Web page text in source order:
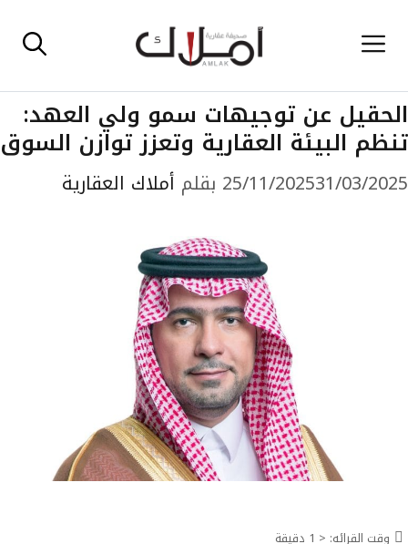
إلى القائمة
الحقيل عن توجيهات سمو ولي العهد:
تنظم البيئة العقارية وتعزز توازن السوق
25/11/202531/03/2025 بقلم أملاك العقارية
وقت القرائه: < 1 دقيقة